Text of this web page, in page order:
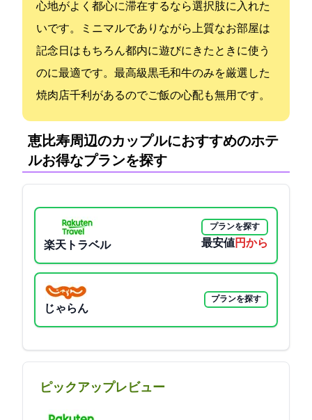
心地がよく都心に滞在するなら選択肢に入れた
いです。ミニマルでありながら上質なお部屋は
記念日はもちろん都内に遊びにきたときに使う
のに最適です。最高級A5黒毛和牛のみを厳選した
焼肉店千利があるのでご飯の心配も無用です。
恵比寿周辺のカップルにおすすめのホテ
ル:お得なプランを探す
楽天トラベル
プランを探す
最安値5750円から
じゃらん
プランを探す
ピックアップレビュー